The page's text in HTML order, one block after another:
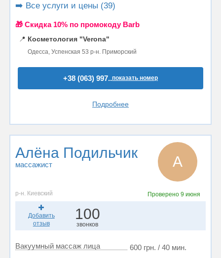
➡️ Все услуги и цены (39)
🎁 Cкидка 10% по промокоду Barb
📍 Косметология "Verona"
Одесса, Успенская 53 р-н. Приморский
+38 (063) 997..показать номер
Подробнее
Алёна Подильчик
массажист А
р-н. Киевский Проверено9 июня
Добавить
отзыв
100
звонков
Вакуумный массаж лица 600 грн. / 40 мин.